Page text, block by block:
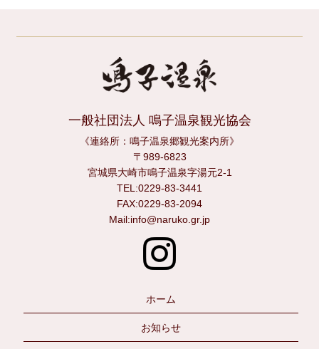
一般社団法人 鳴子温泉観光協会
《連絡所：鳴子温泉郷観光案内所》
〒989-6823
宮城県大崎市鳴子温泉字湯元2-1
TEL:0229-83-3441
FAX:0229-83-2094
Mail:info@naruko.gr.jp
ホーム
お知らせ